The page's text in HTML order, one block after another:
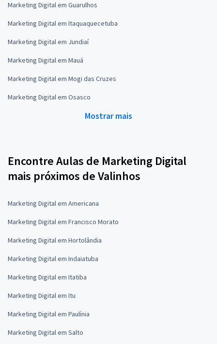
Marketing Digital em Guarulhos
Marketing Digital em Itaquaquecetuba
Marketing Digital em Jundiaí
Marketing Digital em Mauá
Marketing Digital em Mogi das Cruzes
Marketing Digital em Osasco
Mostrar mais
Encontre Aulas de Marketing Digital
mais próximos de Valinhos
Marketing Digital em Americana
Marketing Digital em Francisco Morato
Marketing Digital em Hortolândia
Marketing Digital em Indaiatuba
Marketing Digital em Itatiba
Marketing Digital em Itu
Marketing Digital em Paulínia
Marketing Digital em Salto